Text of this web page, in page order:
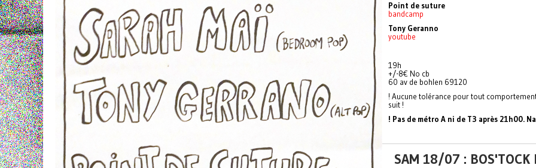
Point de suture
bandcamp
Tony Geranno
youtube
19h
+/-8€ No cb
60 av de bohlen 69120
! Aucune tolérance pour tout
suit !
! Pas de métro A ni de T3 après 21h00.
SAM 18/07 : BOS'TOCK